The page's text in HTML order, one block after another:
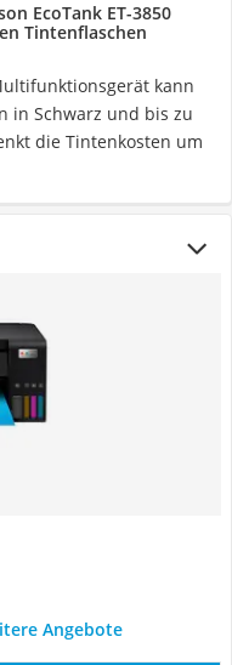
EcoTank ET-3850
Tintenflaschen
kann
in Schwarz und bis zu
die Tintenkosten um
Angebote